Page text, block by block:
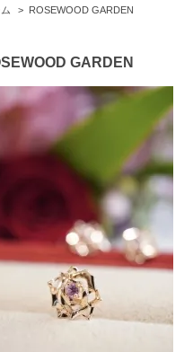
> ROSEWOOD GARDEN
GARDEN